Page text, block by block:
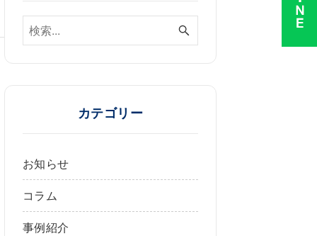
カテゴリー
お知らせ
コラム
事例紹介